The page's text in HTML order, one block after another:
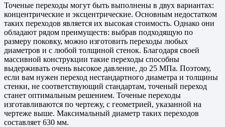
Точеные переходы могут быть выполнены в двух вариантах:
концентрические и эксцентрические. Основным недостатком
таких переходов является их высокая стоимость. Однако они
обладают рядом преимуществ: выбрав подходящую по
размеру поковку, можно изготовить переходы любых
диаметров и с любой толщиной стенок. Благодаря своей
массивной конструкции такие переходы способны
выдерживать очень высокое давление, до 25 МПа. Поэтому,
если вам нужен переход нестандартного диаметра и толщины
стенки, не соответствующий стандартам, точеный переход
станет оптимальным решением. Точеные переходы
изготавливаются по чертежу, с геометрией, указанной на
чертеже выше. Максимальный диаметр таких переходов
составляет 630 мм.